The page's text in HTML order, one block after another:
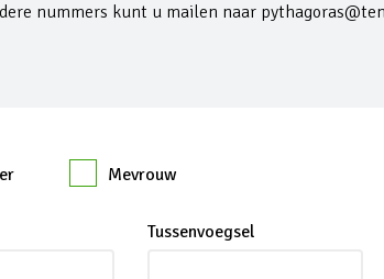
nummers kunt u mailen naar
Mevrouw
Tussenvoegsel